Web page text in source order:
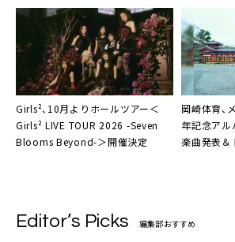
Girls²、10月よりホールツアー＜
Girls² LIVE TOUR 2026 -Seven
Blooms Beyond-＞開催決定
岡崎体育、
年記念アル
楽曲発表＆
Editor’s Picks 編集部おすすめ